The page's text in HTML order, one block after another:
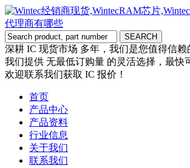
深耕 IC 现货市场 多年，我们是您值得信赖
我们提供 无最低订购量 的灵活选择，最快
欢迎联系我们获取 IC 报价！
首页
产品中心
产品资料
行业信息
关于我们
联系我们